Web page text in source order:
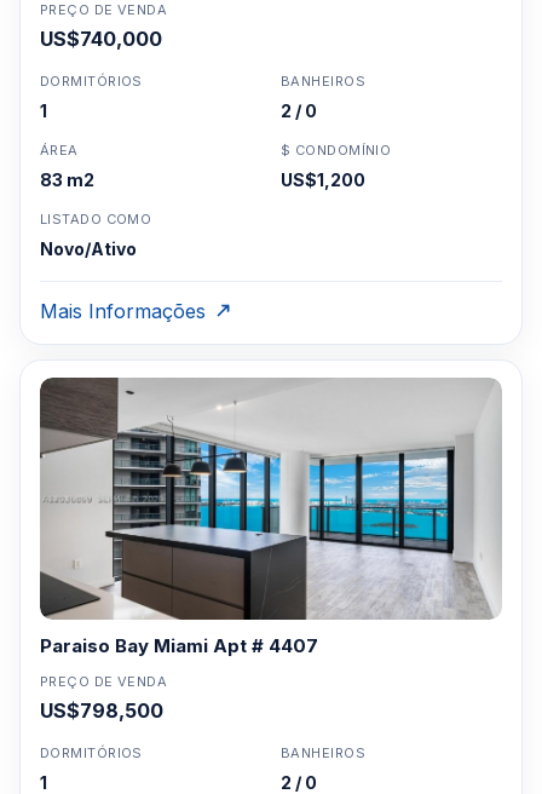
PREÇO DE VENDA
US$740,000
DORMITÓRIOS
1
BANHEIROS
2 / 0
ÁREA
83 m2
$ CONDOMÍNIO
US$1,200
LISTADO COMO
Novo/Ativo
Mais Informações
Paraiso Bay Miami Apt # 4407
PREÇO DE VENDA
US$798,500
DORMITÓRIOS
1
BANHEIROS
2 / 0